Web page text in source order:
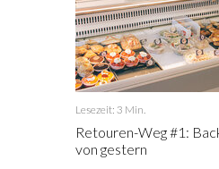
Lesezeit: 3 Min.
Retouren-Weg #1:
von gestern